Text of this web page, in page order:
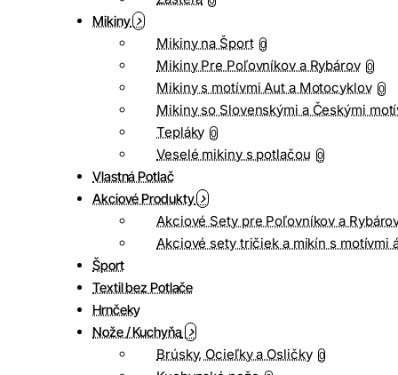
Mikiny
Mikiny na Šport 0
Mikiny Pre Poľovníkov a Rybárov 0
Mikiny s motívmi Aut a Motocyklov 0
Mikiny so Slovenskými a Českými
Tepláky 0
Veselé mikiny s potlačou 0
Vlastná Potlač
Akciové Produkty
Akciové Sety pre Poľovníkov a
Akciové sety tričiek a mikín s motívmi
Šport
Textil bez Potlače
Hrnčeky
Nože / Kuchyňa
Brúsky, Ocieľky a Osličky 0